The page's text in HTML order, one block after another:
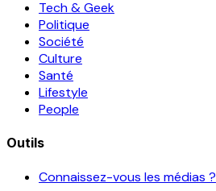
Tech & Geek
Politique
Société
Culture
Santé
Lifestyle
People
Outils
Connaissez-vous les médias ?